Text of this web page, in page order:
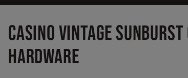
CASINO VINTAGE
HARDWARE